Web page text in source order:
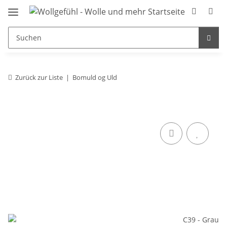
Zurück zur Liste Bomuld og Uld